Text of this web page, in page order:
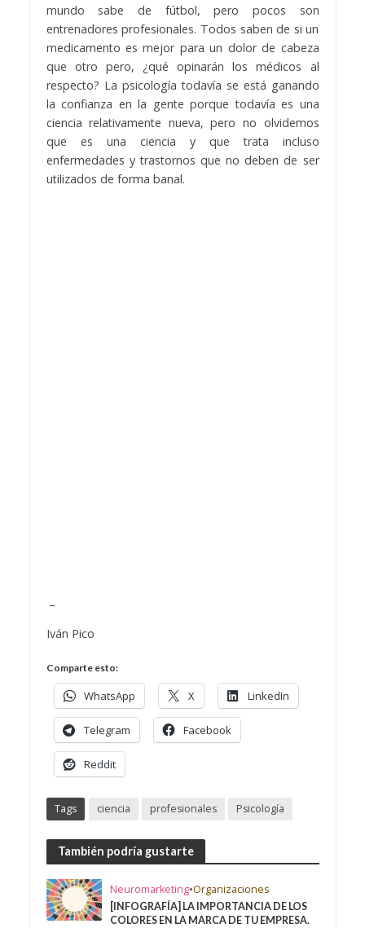
mundo sabe de fútbol, pero pocos son
entrenadores profesionales. Todos saben de si un
medicamento es mejor para un dolor de cabeza
que otro pero, ¿qué opinarán los médicos al
respecto? La psicología todavía se está ganando
la confianza en la gente porque todavía es una
ciencia relativamente nueva, pero no olvidemos
que es una ciencia y que trata incluso
enfermedades y trastornos que no deben de ser
utilizados de forma banal.
Iván Pico
Comparte esto:
WhatsApp X LinkedIn
Telegram Facebook
Reddit
Tags ciencia profesionales Psicología
También podría gustarte
Neuromarketing•Organizaciones
[INFOGRAFÍA] LA IMPORTANCIA DE LOS
COLORES EN LA MARCA DE TU EMPRESA.